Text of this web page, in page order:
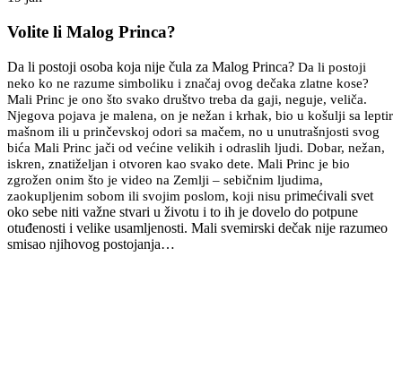
Volite li Malog Princa?
Da li postoji osoba koja nije čula za Malog Princa? Da li postoji
neko ko ne razume simboliku i značaj ovog dečaka zlatne kose?
Mali Princ je ono što svako društvo treba da gaji, neguje, veliča.
Njegova pojava je malena, on je nežan i krhak, bio u košulji sa leptir
mašnom ili u prinčevskoj odori sa mačem, no u unutrašnjosti svog
bića Mali Princ jači od većine velikih i odraslih ljudi. Dobar, nežan,
iskren, znatiželjan i otvoren kao svako dete. Mali Princ je bio
zgrožen onim što je video na Zemlji – sebičnim ljudima,
zaokupljenim sobom ili svojim poslom, koji nisu primećivali svet
oko sebe niti važne stvari u životu i to ih je dovelo do potpune
otuđenosti i velike usamljenosti. Mali svemirski dečak nije razumeo
smisao njihovog postojanja…